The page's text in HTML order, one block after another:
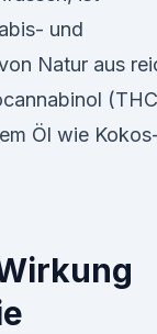
und
Natur aus
Öl wie